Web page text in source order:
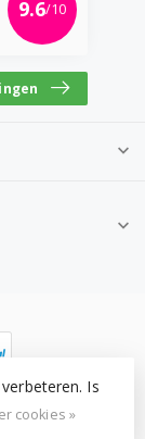
9.6/10
by Is
cookies »